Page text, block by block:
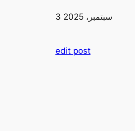
3 سبتمبر، 2025
edit post